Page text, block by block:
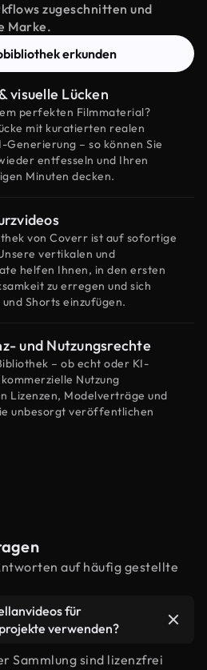
zugeschnitten und
Marke.
erkunden
visuelle Lücken
perfekten Filmmaterial?
mit kuratierten realen
Generierung – so können Sie
entfesseln und Ihren
Minuten decken.
von Coverr ist auf sofortige
vertikalen und
helfen Ihnen, in den ersten
zu erregen und sich
Shorts einzufügen.
und Nutzungsrechte
– ob echt oder KI-
Nutzung
Lizenzen, Modelverträge und
unbesorgt veröffentlichen
auf häufig gestellte
für
verwenden?
Sammlung sind lizenzfrei